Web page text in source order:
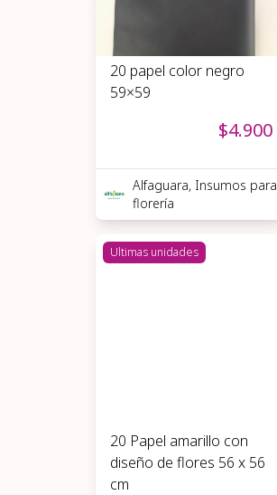
20 papel color negro
59×59
$4.900
Alfaguara, Insumos para
florería
Ultimas unidades
20 Papel amarillo con
diseño de flores 56 x 56
cm